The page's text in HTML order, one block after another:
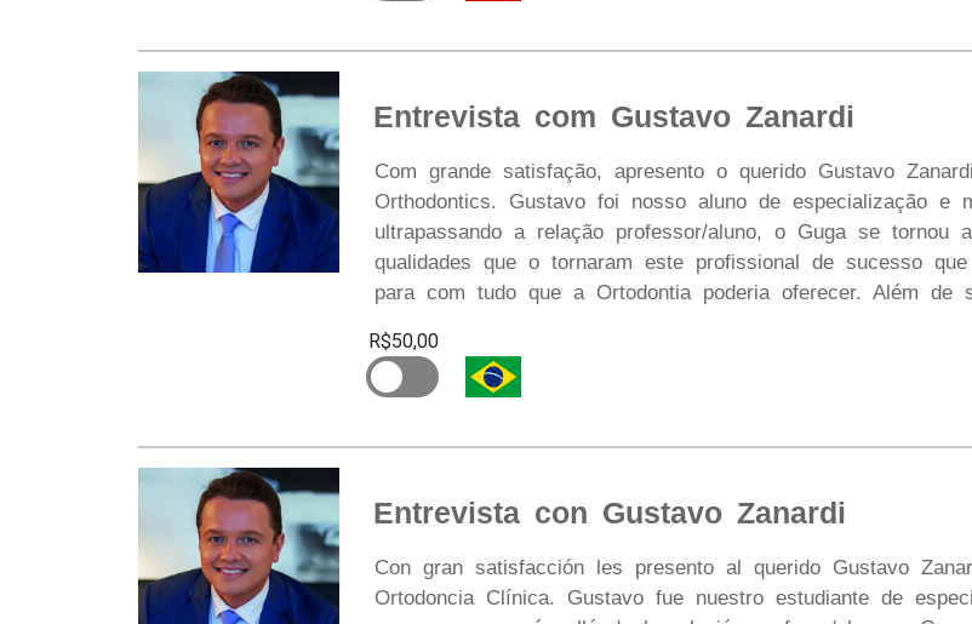
Entrevista com Gustavo Zanardi
Com grande satisfação, apresento o querido Gustavo
Orthodontics. Gustavo foi nosso aluno de especialização e
ultrapassando a relação professor/aluno, o Guga se tornou
qualidades que o tornaram este profissional de sucesso
para com tudo que a Ortodontia poderia oferecer. Além de
R$50,00
Entrevista con Gustavo Zanardi
Con gran satisfacción les presento al querido Gustavo
Ortodoncia Clínica. Gustavo fue nuestro estudiante de